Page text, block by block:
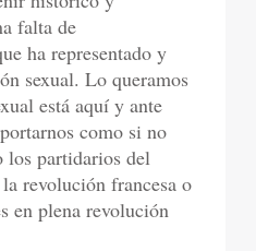
falta de
ha representado y
sexual. Lo queramos
está aquí y ante
como si no
los partidarios del
revolución francesa o
en plena revolución